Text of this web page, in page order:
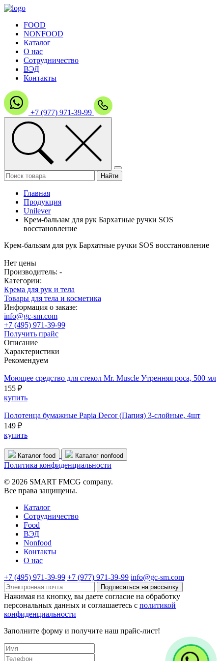
FOOD
NONFOOD
Каталог
О нас
Сотрудничество
ВЭД
Контакты
+7 (977) 971-39-99
Главная
Продукция
Unilever
Крем-бальзам для рук Бархатные ручки SOS
восстановление
Крем-бальзам для рук Бархатные ручки SOS восстановление
Нет цены
Производитель: -
Категории:
Крема для рук и тела
Товары для тела и косметика
Информация о заказе:
info@gc-sm.com
+7 (495) 971-39-99
Получить прайс
Описание
Характеристики
Рекомендуем
Моющее средство для стекол Mr. Muscle Утренняя роса, 500 мл
155 ₽
купить
Полотенца бумажные Papia Decor (Папия) 3-слойные, 4шт
149 ₽
купить
Каталог food Каталог nonfood
Политика конфиденциальности
© 2026 SMART FMCG company.
Все права защищены.
Каталог
Cотрудничество
Food
ВЭД
Nonfood
Контакты
О нас
+7 (495) 971-39-99 +7 (977) 971-39-99 info@gc-sm.com
Подписаться на рассылку
Нажимая на кнопку, вы даете согласие на обработку
персональных данных и соглашаетесь c политикой
конфиденциальности
Заполните форму и получите наш прайс-лист!